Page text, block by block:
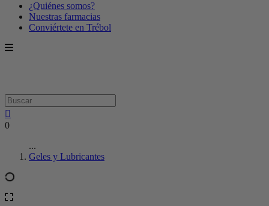
¿Quiénes somos?
Nuestras farmacias
Conviértete en Trébol
0
...
Geles y Lubricantes